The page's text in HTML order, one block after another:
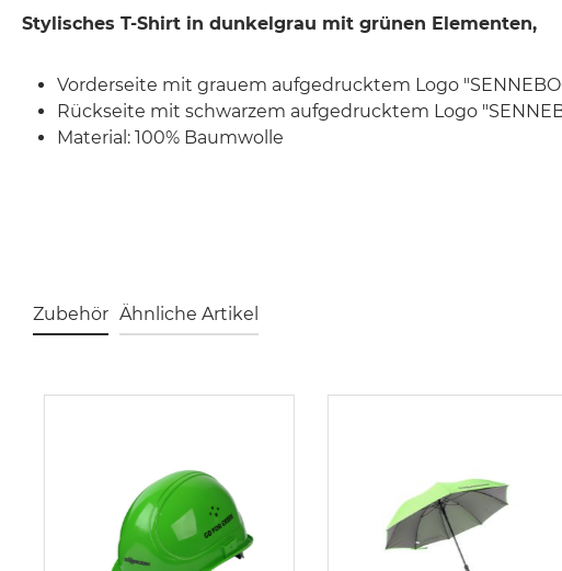
Stylisches T-Shirt in dunkelgrau mit grünen Elementen,
Vorderseite mit grauem aufgedrucktem Logo
Rückseite mit schwarzem aufgedrucktem Logo
Material: 100% Baumwolle
Zubehör Ähnliche Artikel